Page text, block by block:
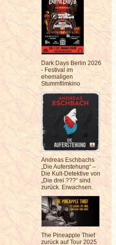
Dark Days Berlin 2026
- Festival im
ehemaligen
Stummfilmkino
Andreas Eschbachs
„Die Auferstehung“ –
Die Kult-Detektive von
„Die drei ???“ sind
zurück. Erwachsen.
The Pineapple Thief
zurück auf Tour 2025